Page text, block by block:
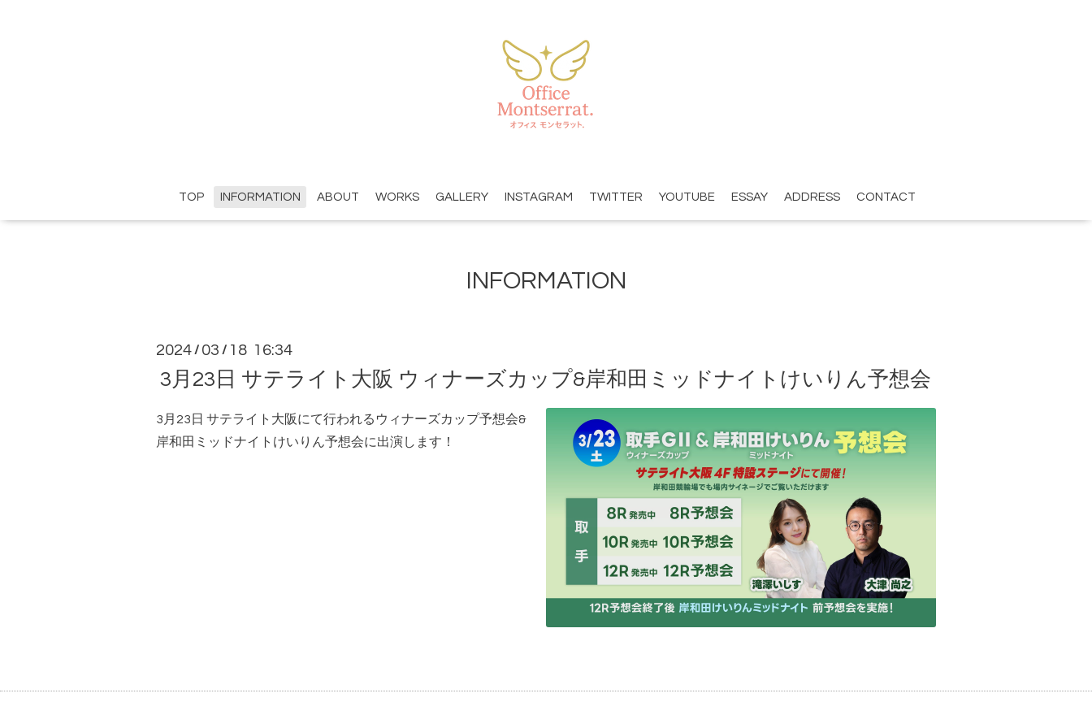
TOP INFORMATION ABOUT WORKS GALLERY INSTAGRAM TWITTER YOUTUBE ESSAY ADDRESS CONTACT
INFORMATION
2024 / 03 / 18 16:34
3月23日 サテライト大阪 ウィナーズカップ&岸和田ミッドナイトけいりん予想会
3月23日 サテライト大阪にて行われるウィナーズカップ予想会&
岸和田ミッドナイトけいりん予想会に出演します！